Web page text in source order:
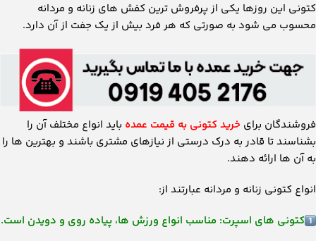
کتونی این روزها یکی از پرفروش ترین کفش های زنانه و مردانه
محسوب می شود به صورتی که هر فرد بیش از یک جفت از آن دارد.
فروشندگان برای خرید کتونی به قیمت عمده باید انواع مختلف آن را
بشناسند تا قادر به درک درستی از نیازهای مشتری باشند و بهترین ها را
به آن ها ارائه دهند.
انواع کتونی زنانه و مردانه عبارتند از:
کتونی های اسپرت: مناسب انواع ورزش ها، پیاده روی و دویدن است.